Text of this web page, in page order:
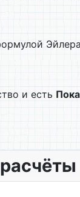
и есть
с